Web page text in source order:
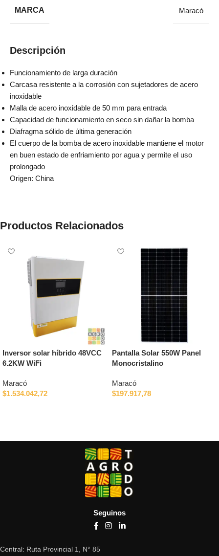
MARCA Maracó
Descripción
Funcionamiento de larga duración
Carcasa resistente a la corrosión con sujetadores de acero
inoxidable
Malla de acero inoxidable de 50 mm para entrada
Capacidad de funcionamiento en seco sin dañar la bomba
Diafragma sólido de última generación
El cuerpo de la bomba de acero inoxidable mantiene el motor
en buen estado de enfriamiento por agua y permite el uso
prolongado
Origen: China
Productos Relacionados
Inversor solar híbrido 48VCC
6.2KW WiFi
Maracó
$1.534.042,72
Pantalla Solar 550W Panel
Monocristalino
Maracó
$197.917,78
Seguinos
Central: Ruta Provincial 1, N° 85